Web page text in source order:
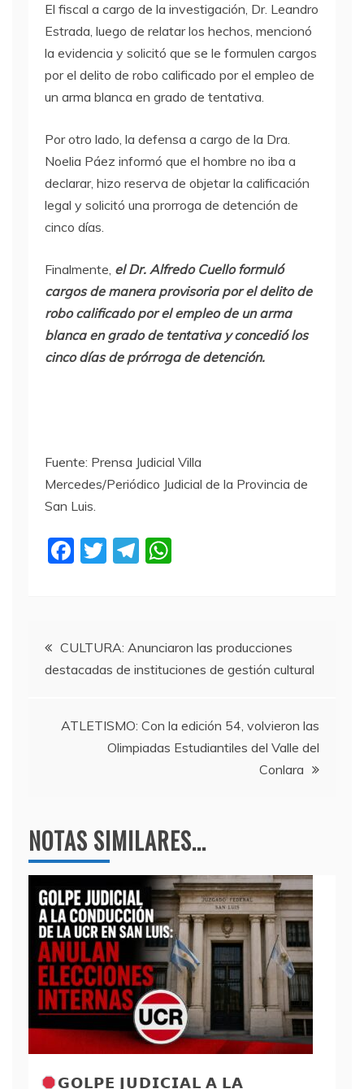
El fiscal a cargo de la investigación, Dr. Leandro
Estrada, luego de relatar los hechos, mencionó
la evidencia y solicitó que se le formulen cargos
por el delito de robo calificado por el empleo de
un arma blanca en grado de tentativa.
Por otro lado, la defensa a cargo de la Dra.
Noelia Páez informó que el hombre no iba a
declarar, hizo reserva de objetar la calificación
legal y solicitó una prorroga de detención de
cinco días.
Finalmente, el Dr. Alfredo Cuello formuló
cargos de manera provisoria por el delito de
robo calificado por el empleo de un arma
blanca en grado de tentativa y concedió los
cinco días de prórroga de detención.
Fuente: Prensa Judicial Villa
Mercedes/Periódico Judicial de la Provincia de
San Luis.
F
b
o
k
T
T
a
m
A
p
Navegación
de
entradas
CULTURA: Anunciaron las producciones
destacadas de instituciones de gestión cultural
ATLETISMO: Con la edición 54, volvieron las
Olimpiadas Estudiantiles del Valle del
Conlara
NOTAS SIMILARES...
𝗚𝗢𝗟𝗣𝗘 𝗝𝗨𝗗𝗜𝗖𝗜𝗔𝗟 𝗔 𝗟𝗔